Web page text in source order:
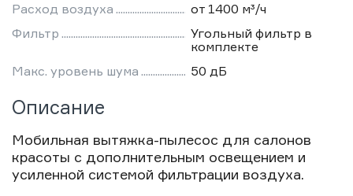
Расход воздуха
от 1400 м³/ч
Фильтр
Угольный фильтр в
комплекте
Макс. уровень шума
50 дБ
Описание
Мобильная вытяжка-пылесос для салонов
красоты с дополнительным освещением и
усиленной системой фильтрации воздуха.